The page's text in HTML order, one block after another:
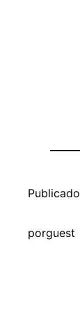
Publicado
porguest